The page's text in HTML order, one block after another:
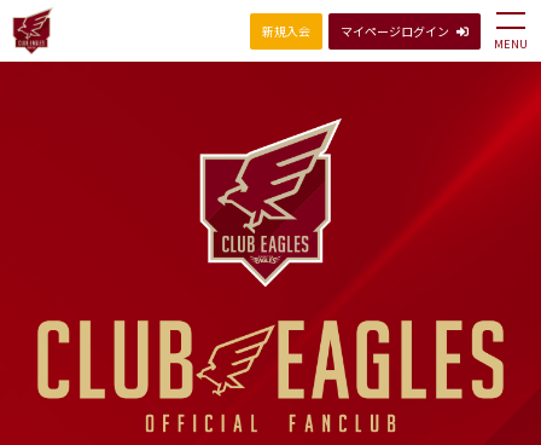
MENU
新規入会 マイページログイン